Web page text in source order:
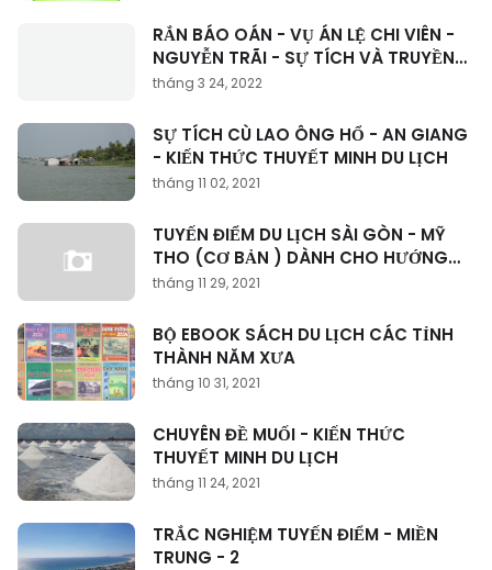
RẮN BÁO OÁN - VỤ ÁN LỆ CHI VIÊN -
NGUYỄN TRÃI - SỰ TÍCH VÀ TRUYỀN
THUYẾT
tháng 3 24, 2022
SỰ TÍCH CÙ LAO ÔNG HỔ - AN GIANG
- KIẾN THỨC THUYẾT MINH DU LỊCH
tháng 11 02, 2021
TUYẾN ĐIỂM DU LỊCH SÀI GÒN - MỸ
THO (CƠ BẢN ) DÀNH CHO HƯỚNG
DẪN VIÊN
tháng 11 29, 2021
BỘ EBOOK SÁCH DU LỊCH CÁC TỈNH
THÀNH NĂM XƯA
tháng 10 31, 2021
CHUYÊN ĐỀ MUỐI - KIẾN THỨC
THUYẾT MINH DU LỊCH
tháng 11 24, 2021
TRẮC NGHIỆM TUYẾN ĐIỂM - MIỀN
TRUNG - 2